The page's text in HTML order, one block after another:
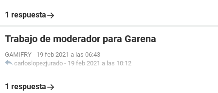
1 respuesta
Trabajo de moderador para Garena
GAMIFRY - 19 feb 2021 a las 06:43
carloslopezjurado - 19 feb 2021 a las 10:12
1 respuesta